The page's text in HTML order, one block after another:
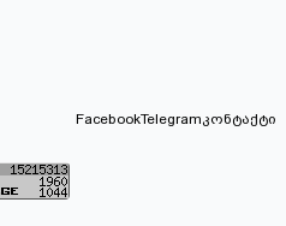
FacebookTelegramკონტაქტი